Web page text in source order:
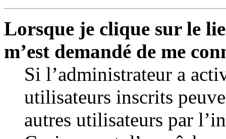
Lorsque je clique sur le
m’est demandé de me
Si l’administrateur a
utilisateurs inscrits
autres utilisateurs par